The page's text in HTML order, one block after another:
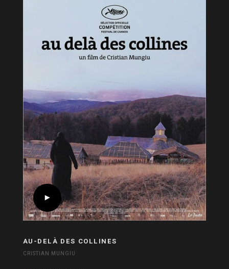
AU-DELÀ DES COLLINES
CRISTIAN MUNGIU